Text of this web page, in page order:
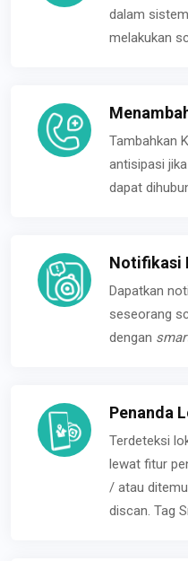
dalam
melakukan
Tambahkan
antisipasi
dapat
Notifikasi
Dapatkan
seseorang
dengan
Penanda
Terdeteksi
lewat fitur
/ atau
discan. Tag